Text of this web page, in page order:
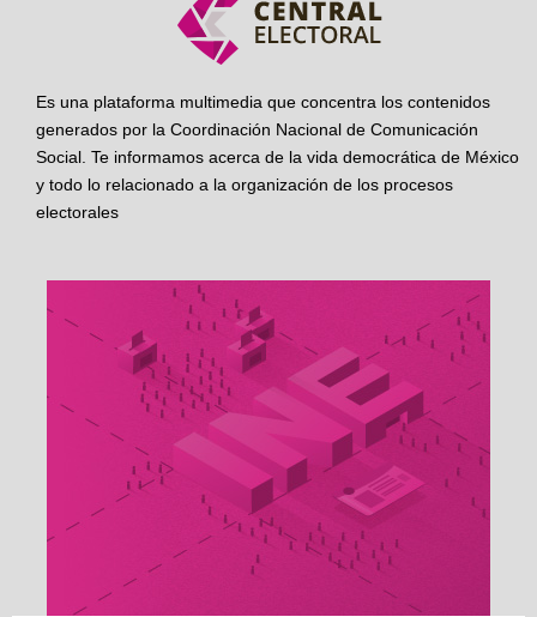
Es una plataforma multimedia que concentra los contenidos
generados por la Coordinación Nacional de Comunicación
Social. Te informamos acerca de la vida democrática de México
y todo lo relacionado a la organización de los procesos
electorales